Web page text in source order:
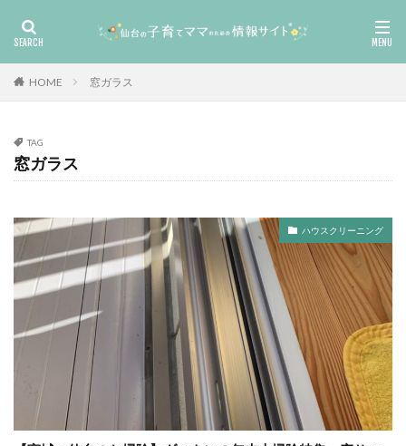
HOME 窓ガラス
TAG
窓ガラス
ハウスクリーニング